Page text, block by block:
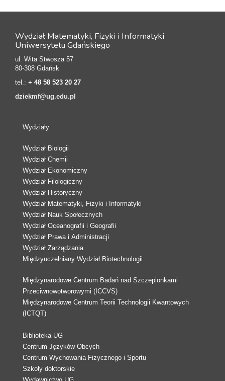
Wydział Matematyki, Fizyki i Informatyki
Uniwersytetu Gdańskiego
ul. Wita Stwosza 57
80-308 Gdańsk
tel.: + 48 58 523 20 27
dziekmf@ug.edu.pl
Wydziały
Wydział Biologii
Wydział Chemii
Wydział Ekonomiczny
Wydział Filologiczny
Wydział Historyczny
Wydział Matematyki, Fizyki i Informatyki
Wydział Nauk Społecznych
Wydział Oceanografii i Geografii
Wydział Prawa i Administracji
Wydział Zarządzania
Międzyuczelniany Wydział Biotechnologii
Międzynarodowe Centrum Badań nad Szczepionkami
Przeciwnowotworowymi (ICCVS)
Międzynarodowe Centrum Teorii Technologii Kwantowych
(ICTQT)
Biblioteka UG
Centrum Języków Obcych
Centrum Wychowania Fizycznego i Sportu
Szkoły doktorskie